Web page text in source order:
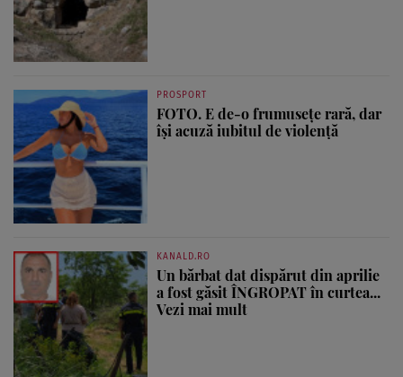
PROSPORT
FOTO. E de-o frumusețe rară, dar
își acuză iubitul de violență
KANALD.RO
Un bărbat dat dispărut din aprilie
a fost găsit ÎNGROPAT în curtea...
Vezi mai mult